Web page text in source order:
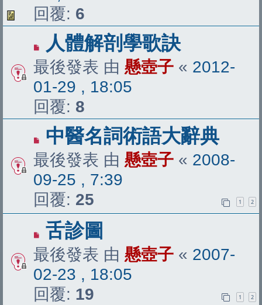
回覆: 6
人體解剖學歌訣
最後發表 由 懸壺子 « 2012-
01-29 , 18:05
回覆: 8
中醫名詞術語大辭典
最後發表 由 懸壺子 « 2008-
09-25 , 7:39
回覆: 25 1 2
舌診圖
最後發表 由 懸壺子 « 2007-
02-23 , 18:05
回覆: 19 1 2